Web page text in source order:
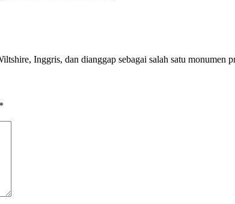
Inggris, dan dianggap sebagai salah satu
*